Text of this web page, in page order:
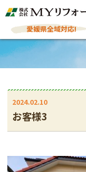
愛媛県全域対応!
2024.02.10
お客様3